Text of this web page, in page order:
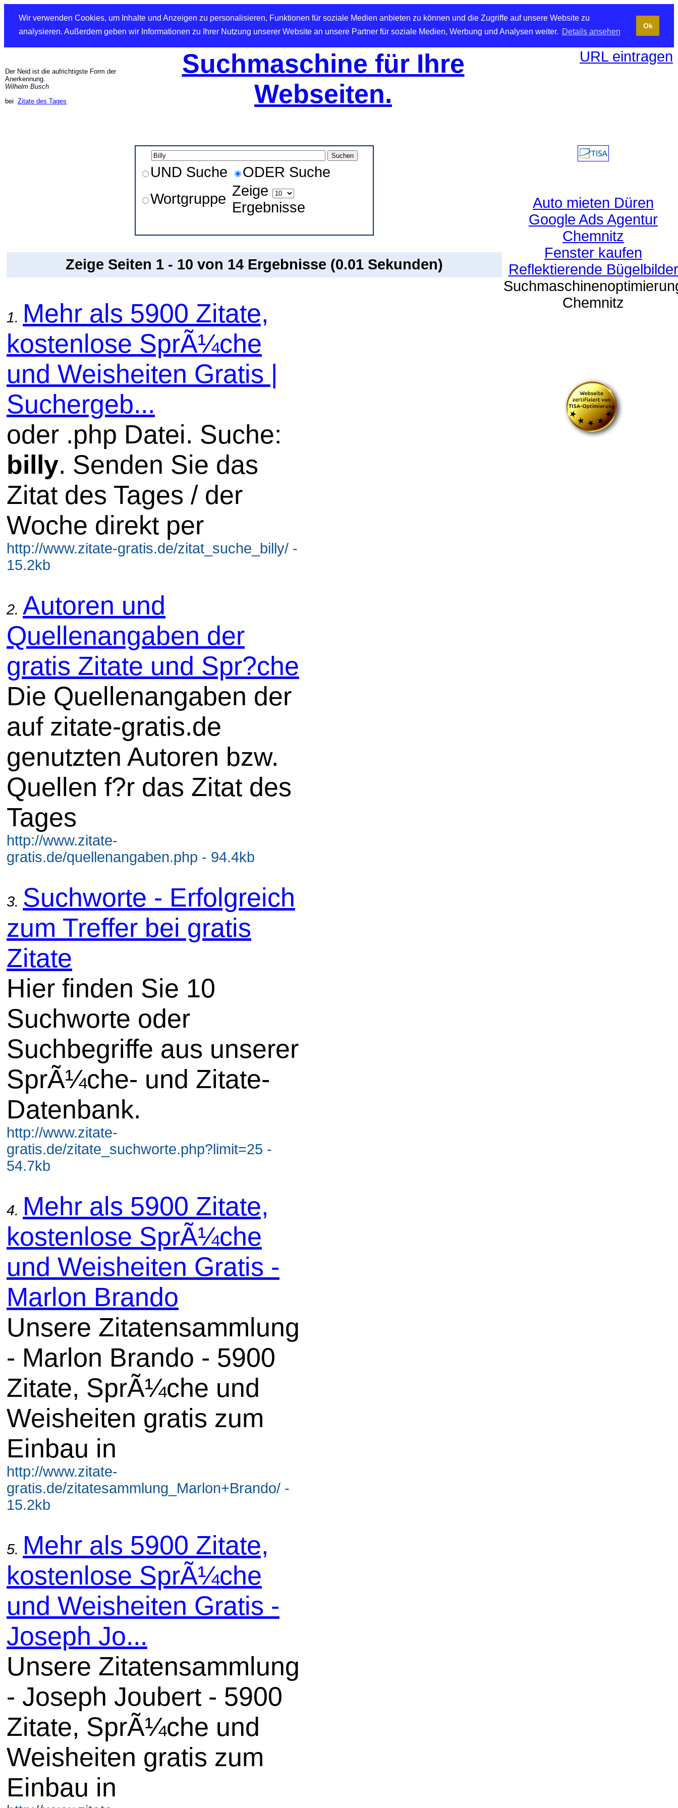
Wir verwenden Cookies, um Inhalte und Anzeigen zu personalisieren, Funktionen für soziale Medien anbieten zu können und die Zugriffe auf unsere Website zu
analysieren. Außerdem geben wir Informationen zu Ihrer Nutzung unserer Website an unsere Partner für soziale Medien, Werbung und Analysen weiter. Details ansehen
Ok
Der Neid ist die aufrichtigste Form der
Anerkennung.
Wilhelm Busch
bei Zitate des Tages
Suchmaschine für Ihre
Webseiten.
URL eintragen
UND Suche
ODER Suche
Wortgruppe Zeige
Ergebnisse
Zeige Seiten 1 - 10 von 14 Ergebnisse (0.01 Sekunden)
1. Mehr als 5900 Zitate,
kostenlose SprÃ¼che
und Weisheiten Gratis |
Suchergeb...
oder .php Datei. Suche:
billy. Senden Sie das
Zitat des Tages / der
Woche direkt per
http://www.zitate-gratis.de/zitat_suche_billy/ -
15.2kb
2. Autoren und
Quellenangaben der
gratis Zitate und Spr?che
Die Quellenangaben der
auf zitate-gratis.de
genutzten Autoren bzw.
Quellen f?r das Zitat des
Tages
http://www.zitate-
gratis.de/quellenangaben.php - 94.4kb
3. Suchworte - Erfolgreich
zum Treffer bei gratis
Zitate
Hier finden Sie 10
Suchworte oder
Suchbegriffe aus unserer
SprÃ¼che- und Zitate-
Datenbank.
http://www.zitate-
gratis.de/zitate_suchworte.php?limit=25 -
54.7kb
4. Mehr als 5900 Zitate,
kostenlose SprÃ¼che
und Weisheiten Gratis -
Marlon Brando
Unsere Zitatensammlung
- Marlon Brando - 5900
Zitate, SprÃ¼che und
Weisheiten gratis zum
Einbau in
http://www.zitate-
gratis.de/zitatesammlung_Marlon+Brando/ -
15.2kb
5. Mehr als 5900 Zitate,
kostenlose SprÃ¼che
und Weisheiten Gratis -
Joseph Jo...
Unsere Zitatensammlung
- Joseph Joubert - 5900
Zitate, SprÃ¼che und
Weisheiten gratis zum
Einbau in
Auto mieten Düren
Google Ads Agentur
Chemnitz
Fenster kaufen
Reflektierende Bügelbilder
Chemnitz